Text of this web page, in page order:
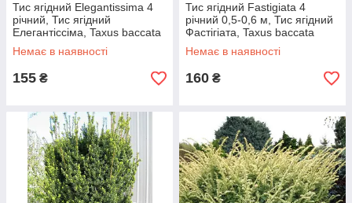
Тис ягідний Elegantissima 4
річний, Тис ягідний
Елегантіссіма, Taxus baccata
Elegantissima
Немає в наявності
155 ₴
Тис ягідний Fastigiata 4
річний 0,5-0,6 м, Тис ягідний
Фастігіата, Taxus baccata
Fastigiata
Немає в наявності
160 ₴